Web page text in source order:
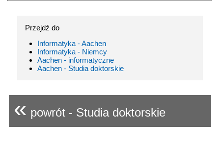
Przejdź do
Informatyka - Aachen
Informatyka - Niemcy
Aachen - informatyczne
Aachen - Studia doktorskie
« powrót - Studia doktorskie